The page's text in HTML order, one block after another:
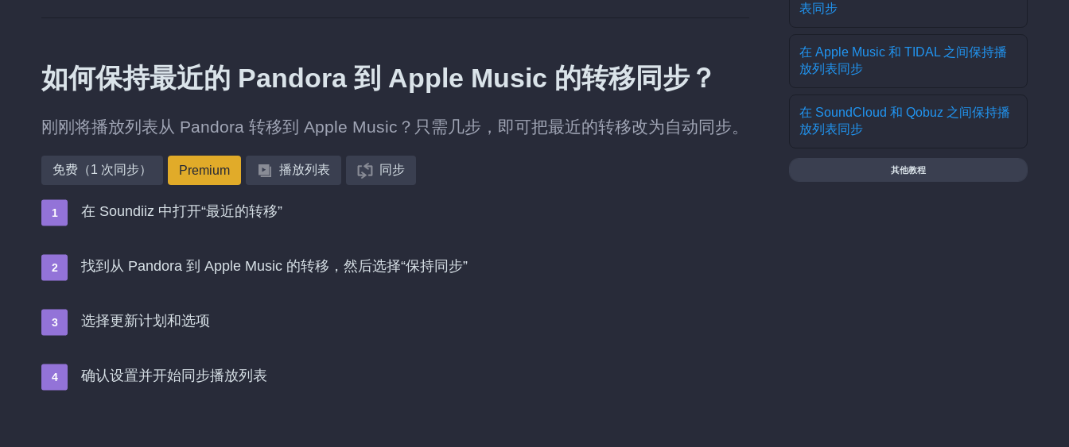
如何保持最近的 Pandora 到 Apple Music 的转移同步？
刚刚将播放列表从 Pandora 转移到 Apple Music？只需几步，即可把最近的转移改为自动同步。
免费（1 次同步） Premium 播放列表 同步
在 Soundiiz 中打开“最近的转移”
找到从 Pandora 到 Apple Music 的转移，然后选择“保持同步”
选择更新计划和选项
确认设置并开始同步播放列表
表同步
在 Apple Music 和 TIDAL 之间保持播
放列表同步
在 SoundCloud 和 Qobuz 之间保持播
放列表同步
其他教程